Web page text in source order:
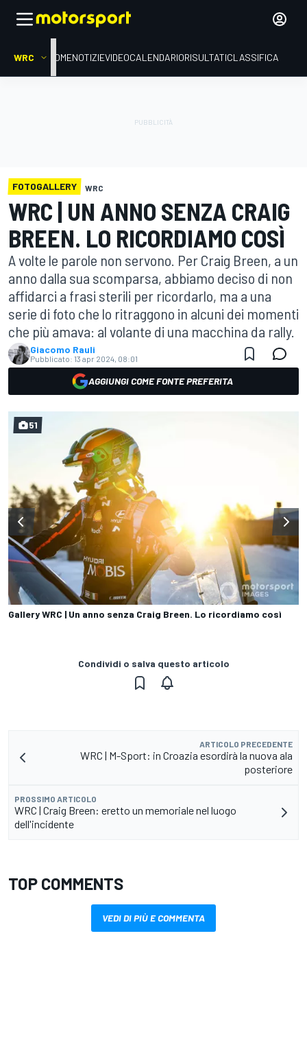
WRC HOMENOTIZIEVIDEOCALENDARIORISULTATICLASSIFICA
FOTOGALLERY WRC
WRC | UN ANNO SENZA CRAIG
BREEN. LO RICORDIAMO COSÌ
A volte le parole non servono. Per Craig Breen, a un
anno dalla sua scomparsa, abbiamo deciso di non
affidarci a frasi sterili per ricordarlo, ma a una
serie di foto che lo ritraggono in alcuni dei momenti
che più amava: al volante di una macchina da rally.
Giacomo Rauli
Pubblicato: 13 apr 2024, 08:01
AGGIUNGI COME FONTE PREFERITA
Gallery WRC | Un anno senza Craig Breen. Lo ricordiamo così
51
Condividi o salva questo articolo
ARTICOLO PRECEDENTE
WRC | M-Sport: in Croazia esordirà la nuova ala
posteriore
PROSSIMO ARTICOLO
WRC | Craig Breen: eretto un memoriale nel luogo
dell'incidente
TOP COMMENTS
VEDI DI PIÙ E COMMENTA